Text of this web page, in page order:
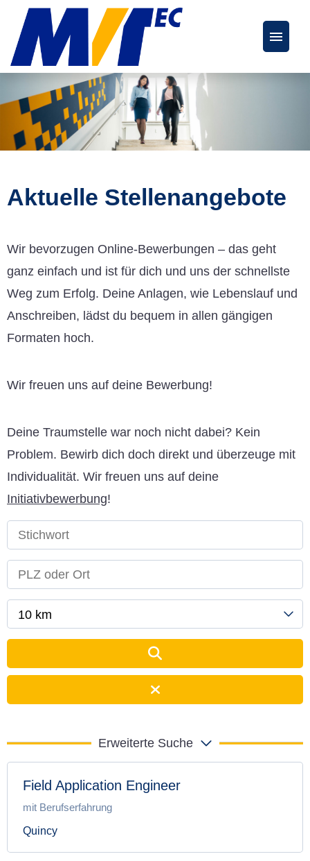
Deutsch Englisch
Stellenangebote
FAQs
Karriereseite
Aktuelle Stellenangebote
Wir bevorzugen Online-Bewerbungen – das geht
ganz einfach und ist für dich und uns der schnellste
Weg zum Erfolg. Deine Anlagen, wie Lebenslauf und
Anschreiben, lädst du bequem in allen gängigen
Formaten hoch.
Wir freuen uns auf deine Bewerbung!
Deine Traumstelle war noch nicht dabei? Kein
Problem. Bewirb dich doch direkt und überzeuge mit
Individualität. Wir freuen uns auf deine
Initiativbewerbung!
10 km
Erweiterte Suche
Field Application Engineer
mit Berufserfahrung
Quincy